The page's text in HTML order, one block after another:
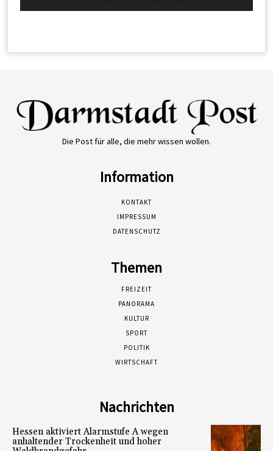
Die Post für alle, die mehr wissen wollen.
Information
KONTAKT
IMPRESSUM
DATENSCHUTZ
Themen
FREIZEIT
PANORAMA
KULTUR
SPORT
POLITIK
WIRTSCHAFT
Nachrichten
Hessen aktiviert Alarmstufe A wegen
anhaltender Trockenheit und hoher